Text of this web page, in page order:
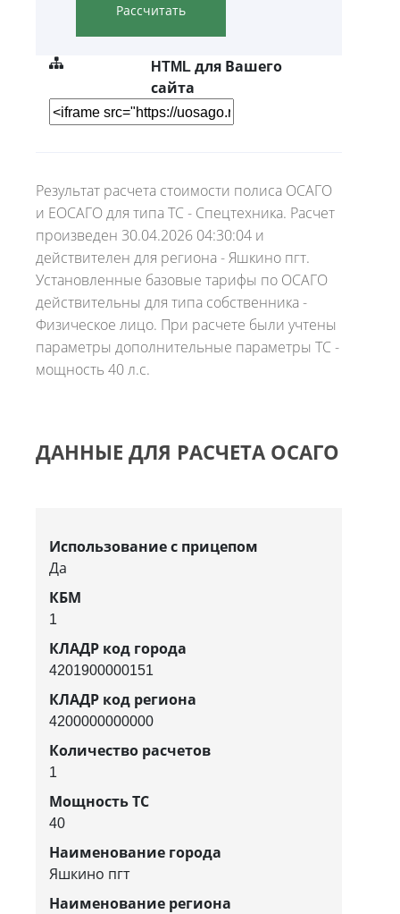
Рассчитать
HTML для Вашего
сайта
Результат расчета стоимости полиса ОСАГО
и ЕОСАГО для типа ТС - Спецтехника. Расчет
произведен 30.04.2026 04:30:04 и
действителен для региона - Яшкино пгт.
Установленные базовые тарифы по ОСАГО
действительны для типа собственника -
Физическое лицо. При расчете были учтены
параметры дополнительные параметры ТС -
мощность 40 л.с.
ДАННЫЕ ДЛЯ РАСЧЕТА ОСАГО
Использование с прицепом
Да
КБМ
1
КЛАДР код города
4201900000151
КЛАДР код региона
4200000000000
Количество расчетов
1
Мощность ТС
40
Наименование города
Яшкино пгт
Наименование региона